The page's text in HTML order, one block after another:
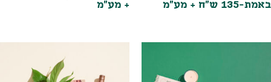
באמת-135 ש"ח + מע"מ
+ מע"מ